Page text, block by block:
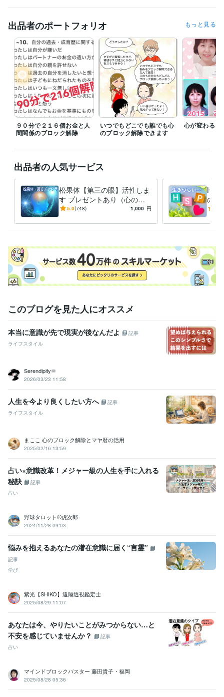
認定レイキティーチャー 取得年 : 2016年
普通自動車第一種運転免許
得意分野
悩み相談・カウンセリング
心のブロック解除で潜在意識を書き換え
ます
ヒーリング スターシード 繊細さん
潜在意識の書き換え
マインドブロック
チャネリング 心のブロック解除 自動書記
松果体
hsp
学歴
活水女子短期大学 1990年3月 ~ 1992年2月
出品者のポートフォリオ もっと見る
９０分で２１６個お金と人
間関係のブロック解除
いつでもどこでも誰でも心
のブロック解除できます
心が変わると
出品者の人気サービス
松果体【第三の眼】活性しま
す プレゼントあり（心のブ
ロック解除） ８／9日まで
5.0(748) 1,000 円
HSP
のブ
疲れ
このブログを見た人にオススメ
本当に意識が先で現実が後なんだよ
記事
ライフスタイル
Serendipity♾️
2026/03/23 11:58
人生を今より良くしたい方へ
記事
ライフスタイル
まここ 心のブロック解除とマヤ暦の活用
2025/02/16 13:59
占い×意識改革！メジャー級の人生を手に入れる
秘訣
記事
占い
野球タロット⚾️虎次郎
2024/11/28 09:03
悩みを抱えるあなたの潜在意識に届く“言霊”
記事
学び
紫光【SHIKO】遠隔透視鑑定士
2025/08/29 11:07
あなたは今、やりたいことがみつからない…と
不安を感じていませんか？
記事
占い
マインドブロックバスター 藤田貴子・福岡
2025/08/28 05:36